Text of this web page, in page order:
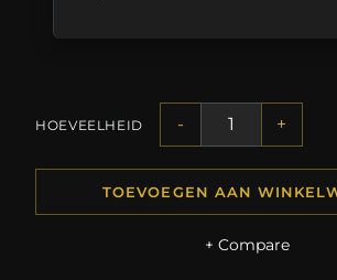
HOEVEELHEID - +
TOEVOEGEN AAN
+ Compare